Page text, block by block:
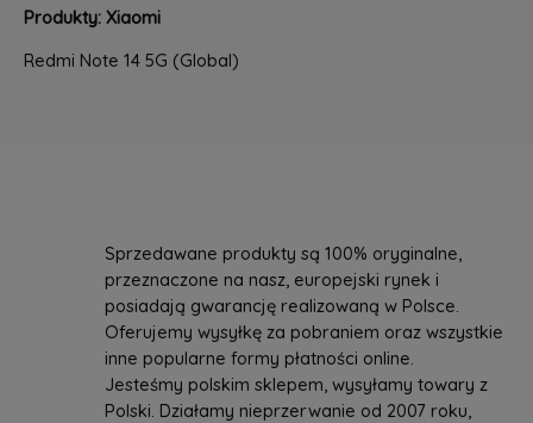
Produkty: Xiaomi
Redmi Note 14 5G (Global)
Sprzedawane produkty są 100% oryginalne,
przeznaczone na nasz, europejski rynek i
posiadają gwarancję realizowaną w Polsce.
Oferujemy wysyłkę za pobraniem oraz wszystkie
inne popularne formy płatności online.
Jesteśmy polskim sklepem, wysyłamy towary z
Polski. Działamy nieprzerwanie od 2007 roku,